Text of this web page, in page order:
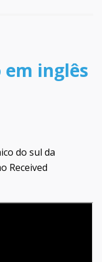
inglês
do sul da
Received